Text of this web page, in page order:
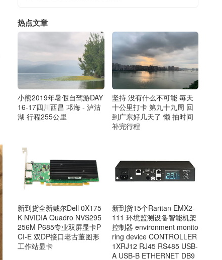
热点文章
小熊2019年暑假自驾游DAY
16-17四川西昌 邛海 - 泸沽
湖 行程255公里
坚持 没有什么不可能 毎天
十公里打卡 第九十九周 回
到广东好几天了 懒 抽时间
补完行程
新到货全新戴尔Dell 0X175
K NVIDIA Quadro NVS295
256M P685专业双屏显卡P
CI-E 双DP接口老古董图形
工作站显卡
新到货15个Raritan EMX2-
111 环境监测设备智能机架
控制器 environment monito
ring device CONTROLLER
1XRJ12 RJ45 RS485 USB-
A USB-B ETHERNET DB9